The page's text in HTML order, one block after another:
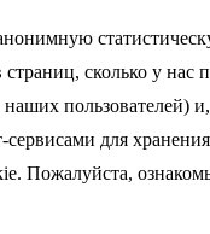
сколько у
пользователей)
для
Пожалуйста,